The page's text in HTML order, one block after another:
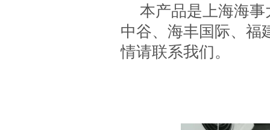
本产品是上海海
中谷、海丰国际、福
情请联系我们。